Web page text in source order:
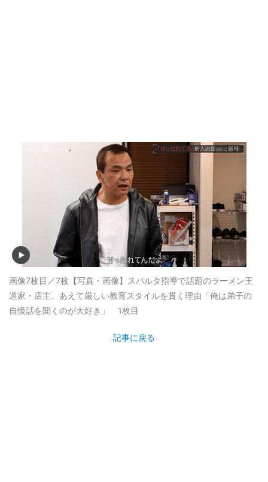
画像7枚目／7枚 【写真・画像】スパルタ指導で話題のラーメン王
道家・店主、あえて厳しい教育スタイルを貫く理由「俺は弟子の
自慢話を聞くのが大好き」 1枚目
記事に戻る